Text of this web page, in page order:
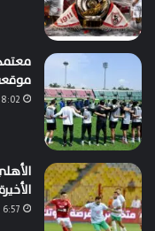
8:02 ص19 مايو، 2026
6:57 ص19 مايو، 2026